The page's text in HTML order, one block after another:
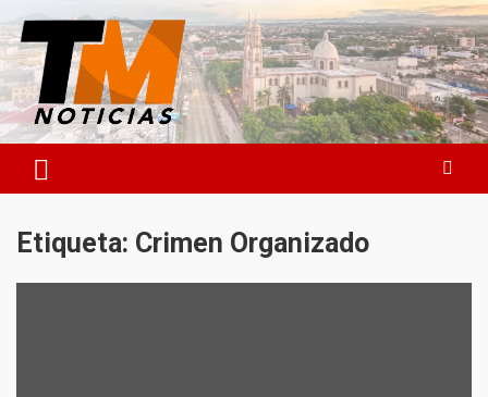
al
contenido
TM Noticias
TM Noticias
Etiqueta: Crimen Organizado